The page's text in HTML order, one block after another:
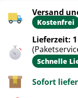
Versand
Kostenfrei
Lieferzeit:
Schnelle
Sofort